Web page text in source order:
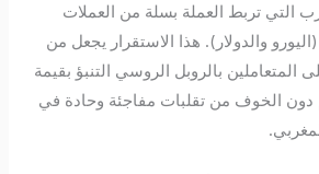
تربط العملة بسلة من العملات
والدولار). هذا الاستقرار يجعل من
بالروبل الروسي التنبؤ بقيمة
الخوف من تقلبات مفاجئة وحادة في